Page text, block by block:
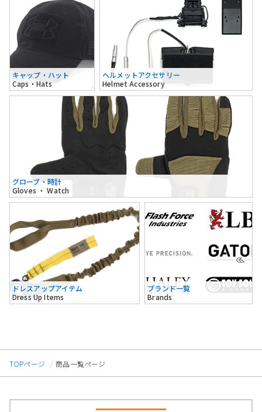
キャップ・ハット
Caps・Hats
ヘルメットアクセサリー
Helmet Accessory
グローブ・時計
Gloves ・ Watch
ドレスアップアイテム
Dress Up Items
ブランド一覧
Brands
TOPページ 商品一覧ページ